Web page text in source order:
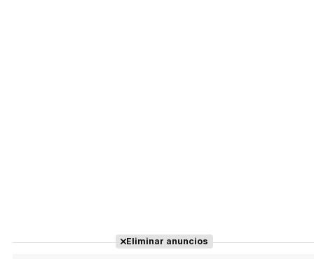
Eliminar anuncios